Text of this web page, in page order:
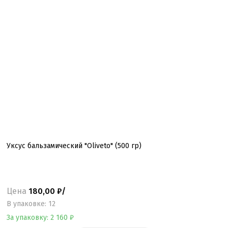
Уксус бальзамический "Oliveto" (500 гр)
Цена 180,00 ₽/
B упаковке: 12
За упаковку: 2 160 ₽